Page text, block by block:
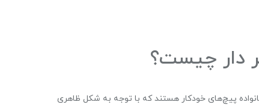
دار چیست؟
پیچ‌های‌ خودکار هستند که با توجه به شکل ظاهری